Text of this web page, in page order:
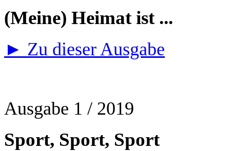
(Meine) Heimat ist ...
► Zu dieser Ausgabe
Ausgabe 1 / 2019
Sport, Sport, Sport